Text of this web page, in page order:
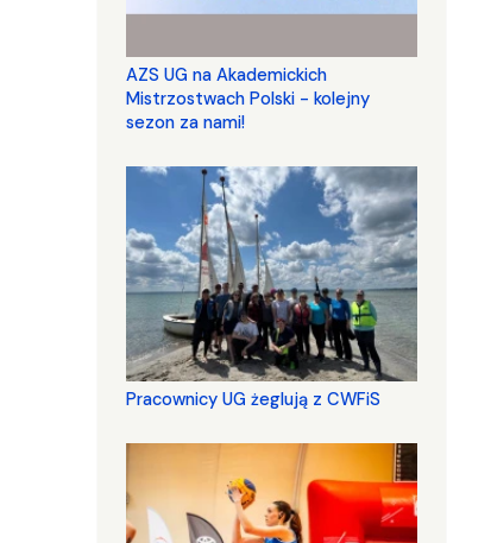
AZS UG na Akademickich
Mistrzostwach Polski - kolejny
sezon za nami!
Pracownicy UG żeglują z CWFiS